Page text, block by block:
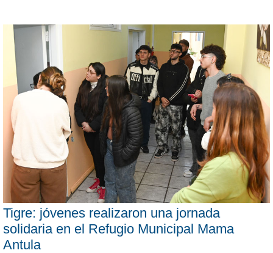
Tigre: jóvenes realizaron una jornada
solidaria en el Refugio Municipal Mama
Antula